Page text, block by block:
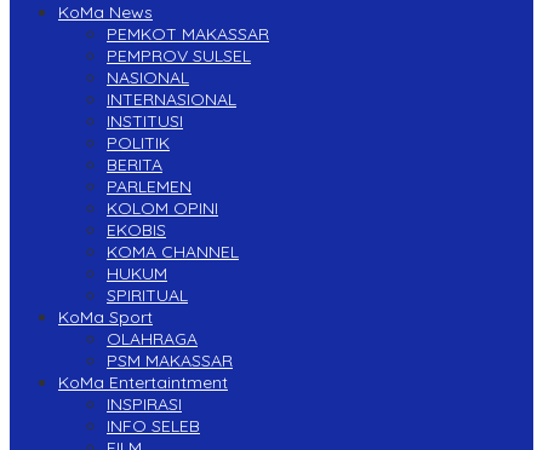
KoMa News
PEMKOT MAKASSAR
PEMPROV SULSEL
NASIONAL
INTERNASIONAL
INSTITUSI
POLITIK
BERITA
PARLEMEN
KOLOM OPINI
EKOBIS
KOMA CHANNEL
HUKUM
SPIRITUAL
KoMa Sport
OLAHRAGA
PSM MAKASSAR
KoMa Entertaintment
INSPIRASI
INFO SELEB